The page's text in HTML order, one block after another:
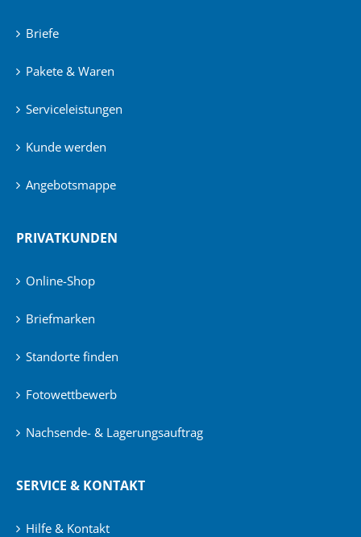
Briefe
Pakete & Waren
Serviceleistungen
Kunde werden
Angebotsmappe
PRIVATKUNDEN
Online-Shop
Briefmarken
Standorte finden
Fotowettbewerb
Nachsende- & Lagerungsauftrag
SERVICE & KONTAKT
Hilfe & Kontakt